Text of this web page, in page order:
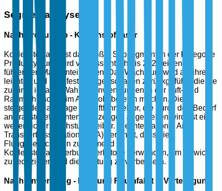
Segmentanalyse
Nach Produkttyp - Kohlenstofffaser
Kohlenstofffaser ist das größte Subsegment in der Kategorie
Produkttyp und wird voraussichtlich bis 2025 einen
führenden Marktanteil halten. Das Wachstum wird auf ihre
leichten und hochfesten Eigenschaften zurückgeführt, die sie
zu einer idealen Wahl für Anwendungen in der Luft- und
Raumfahrt sowie im Automobilbereich machen. Die
steigende Nachfrage im Luftfahrtsektor, die durch den Bedarf
an kraftstoffeffizienten Flugzeugen angetrieben wird, ist ein
wesentlicher Wachstumstreiber. Die International Air
Transport Association (IATA) berichtet, dass die
Fluggesellschaften zunehmend
Kohlenstofffaserverbundwerkstoffe verwenden, um Gewicht
zu reduzieren und die Leistung zu verbessern.
Nach Anwendung - Luft- und Raumfahrt & Verteidigung